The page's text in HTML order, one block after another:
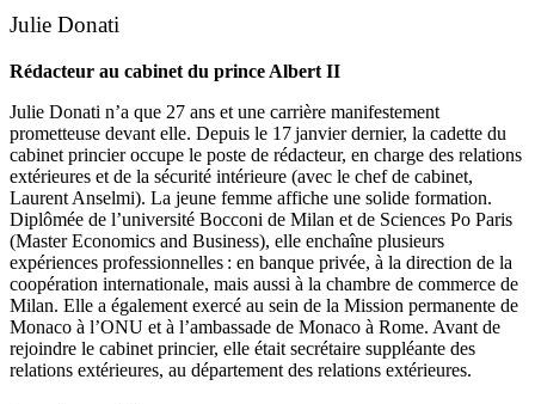
Julie Donati
Rédacteur au cabinet du prince Albert II
Julie Donati n’a que 27 ans et une carrière manifestement
prometteuse devant elle. Depuis le 17 janvier dernier, la cadette du
cabinet princier occupe le poste de rédacteur, en charge des relations
extérieures et de la sécurité intérieure (avec le chef de cabinet,
Laurent Anselmi). La jeune femme affiche une solide formation.
Diplômée de l’université Bocconi de Milan et de Sciences Po Paris
(Master Economics and Business), elle enchaîne plusieurs
expériences professionnelles : en banque privée, à la direction de la
coopération internationale, mais aussi à la chambre de commerce de
Milan. Elle a également exercé au sein de la Mission permanente de
Monaco à l’ONU et à l’ambassade de Monaco à Rome. Avant de
rejoindre le cabinet princier, elle était secrétaire suppléante des
relations extérieures, au département des relations extérieures.